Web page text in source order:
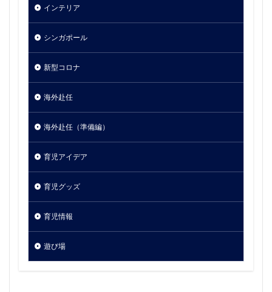
インテリア
シンガポール
新型コロナ
海外赴任
海外赴任（準備編）
育児アイデア
育児グッズ
育児情報
遊び場